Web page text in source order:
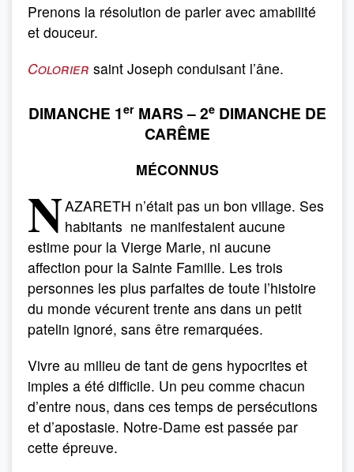
Prenons la résolution de parler avec amabilité
et douceur.
Colorier saint Joseph conduisant l’âne.
DIMANCHE 1erMARS – 2eDIMANCHE DE
CARÊME
MÉCONNUS
NAZARETH n’était pas un bon village. Ses
habitants ne manifestaient aucune
estime pour la Vierge Marie, ni aucune
affection pour la Sainte Famille. Les trois
personnes les plus parfaites de toute l’histoire
du monde vécurent trente ans dans un petit
patelin ignoré, sans être remarquées.
Vivre au milieu de tant de gens hypocrites et
impies a été difficile. Un peu comme chacun
d’entre nous, dans ces temps de persécutions
et d’apostasie. Notre-Dame est passée par
cette épreuve.